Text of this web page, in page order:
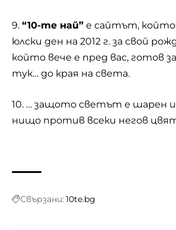
9. “10-те най” е сайтът, който
юлски ден на 2012 г. за свой
който вече е пред вас, готов
тук… до края на света.
10. … защото светът е шарен
нищо против всеки негов
Свързани: 10te.bg